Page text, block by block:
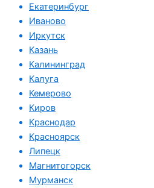
Екатеринбург
Иваново
Иркутск
Казань
Калининград
Калуга
Кемерово
Киров
Краснодар
Красноярск
Липецк
Магнитогорск
Мурманск